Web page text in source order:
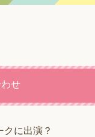
せ
に出演？